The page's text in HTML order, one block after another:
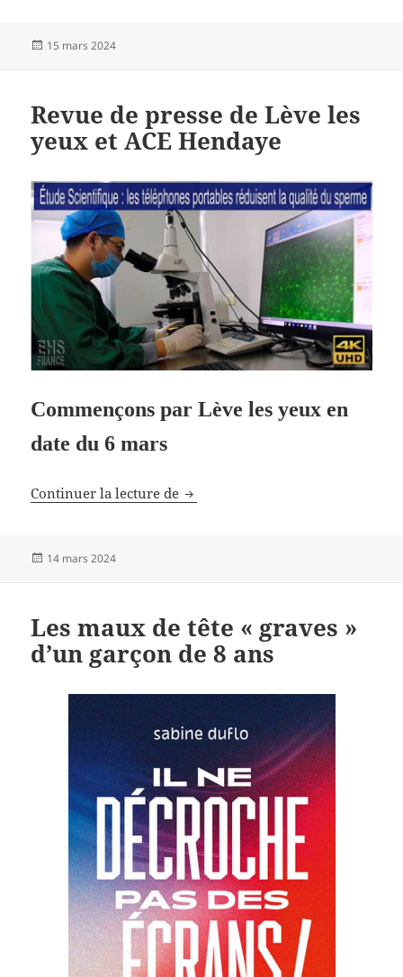
Publié
15 mars 2024
Revue de presse de Lève les
yeux et ACE Hendaye
Commençons par Lève les yeux en
date du 6 mars
Continuer la lecture de Revue de presse de Lève les yeux
Publié
14 mars 2024
Les maux de tête « graves »
d’un garçon de 8 ans